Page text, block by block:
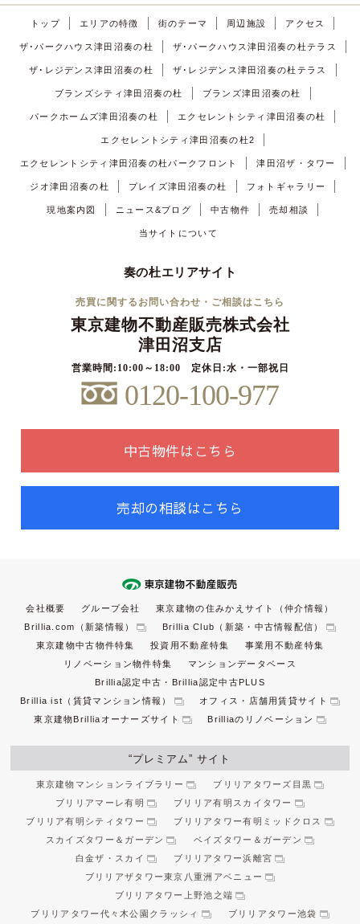
トップ エリアの特徴 街のテーマ 周辺施設 アクセス
ザ･パークハウス津田沼奏の杜 ザ･パークハウス津田沼奏の杜テラス
ザ･レジデンス津田沼奏の杜 ザ･レジデンス津田沼奏の杜テラス
ブランズシティ津田沼奏の杜 ブランズ津田沼奏の杜
パークホームズ津田沼奏の杜 エクセレントシティ津田沼奏の杜
エクセレントシティ津田沼奏の杜2
エクセレントシティ津田沼奏の杜パークフロント 津田沼ザ・タワー
ジオ津田沼奏の杜 プレイズ津田沼奏の杜 フォトギャラリー
現地案内図 ニュース&ブログ 中古物件 売却相談
当サイトについて
奏の杜エリアサイト
売買に関するお問い合わせ・ご相談はこちら
東京建物不動産販売株式会社
津田沼支店
営業時間:10:00～18:00 定休日:水・一部祝日
0120-100-977
中古物件はこちら
売却の相談はこちら
会社概要 グループ会社
東京建物の住みかえサイト（仲介情報）
Brillia.com（新築情報）
Brillia Club（新築・中古情報配信）
東京建物中古物件特集
投資用不動産特集
事業用不動産特集
リノベーション物件特集
マンションデータベース
Brillia認定中古・Brillia認定中古PLUS
Brillia ist（賃貸マンション情報）
オフィス・店舗用賃貸サイト
東京建物Brilliaオーナーズサイト
Brilliaのリノベーション
“プレミアム” サイト
東京建物マンションライブラリー
ブリリアタワーズ目黒
ブリリアマーレ有明
ブリリア有明スカイタワー
ブリリア有明シティタワー
ブリリアタワー有明ミッドクロス
スカイズタワー＆ガーデン
ベイズタワー＆ガーデン
白金ザ・スカイ
ブリリアタワー浜離宮
ブリリアザタワー東京八重洲アベニュー
ブリリアタワー上野池之端
ブリリアタワー代々木公園クラッシィ
ブリリアタワー池袋